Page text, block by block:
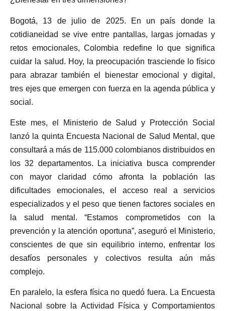
Bogotá, 13 de julio de 2025. En un país donde la
cotidianeidad se vive entre pantallas, largas jornadas y
retos emocionales, Colombia redefine lo que significa
cuidar la salud. Hoy, la preocupación trasciende lo físico
para abrazar también el bienestar emocional y digital,
tres ejes que emergen con fuerza en la agenda pública y
social.
Este mes, el Ministerio de Salud y Protección Social
lanzó la quinta Encuesta Nacional de Salud Mental, que
consultará a más de 115.000 colombianos distribuidos en
los 32 departamentos. La iniciativa busca comprender
con mayor claridad cómo afronta la población las
dificultades emocionales, el acceso real a servicios
especializados y el peso que tienen factores sociales en
la salud mental. “Estamos comprometidos con la
prevención y la atención oportuna”, aseguró el Ministerio,
conscientes de que sin equilibrio interno, enfrentar los
desafíos personales y colectivos resulta aún más
complejo.
En paralelo, la esfera física no quedó fuera. La Encuesta
Nacional sobre la Actividad Física y Comportamientos